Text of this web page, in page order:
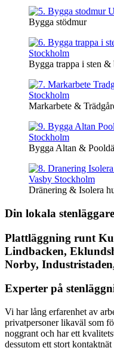
Bygga stödmur
Bygga trappa i sten &
Markarbete &
Bygga Altan &
Dränering & Isolera
Din lokala
Plattläggning runt
Lindbacken,
Norby,
Experter på
Vi har lång erfarenhet av
privatpersoner likaväl som
noggrant och har ett
dessutom ett stort